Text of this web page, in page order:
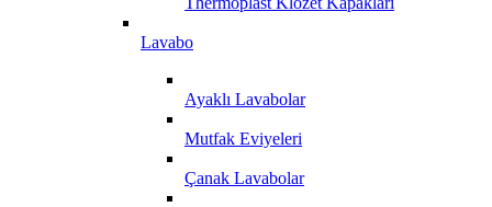
Lavabo
Ayaklı Lavabolar
Mutfak Eviyeleri
Çanak Lavabolar